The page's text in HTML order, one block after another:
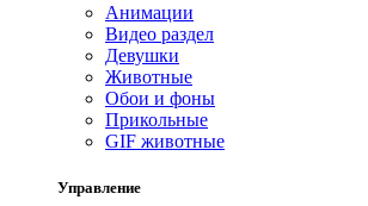
Анимации
Видео раздел
Девушки
Животные
Обои и фоны
Прикольные
GIF животные
Управление